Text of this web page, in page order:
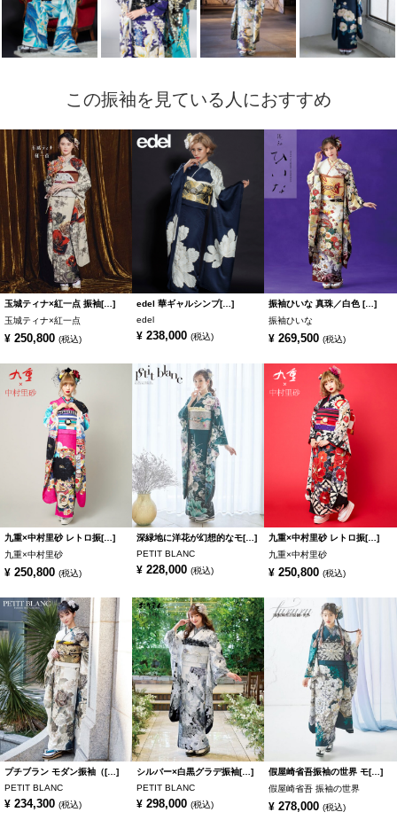
この振袖を見ている人におすすめ
玉城ティナ×紅一点 振袖[…]
玉城ティナ×紅一点
¥ 250,800 (税込)
edel 華ギャルシンプ[…]
edel
¥ 238,000 (税込)
振袖ひいな 真珠／白色 […]
振袖ひいな
¥ 269,500 (税込)
九重×中村里砂 レトロ振[…]
九重×中村里砂
¥ 250,800 (税込)
深緑地に洋花が幻想的なモ[…]
PETIT BLANC
¥ 228,000 (税込)
九重×中村里砂 レトロ振[…]
九重×中村里砂
¥ 250,800 (税込)
プチブラン モダン振袖（[…]
PETIT BLANC
¥ 234,300 (税込)
シルバー×白黒グラデ振袖[…]
PETIT BLANC
¥ 298,000 (税込)
假屋崎省吾振袖の世界 モ[…]
假屋崎省吾 振袖の世界
¥ 278,000 (税込)